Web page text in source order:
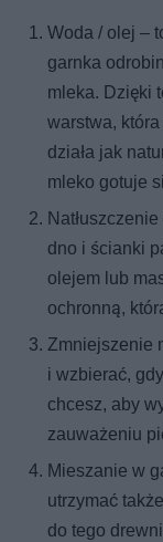
Woda / olej –
garnka
mleka. Dzięki
warstwa,
działa jak
mleko gotuje
dno i ścianki
olejem lub
ochronną,
Zmniejszenie
i wzbierać,
chcesz, aby
zauważeniu
Mieszanie w
utrzymać
do tego